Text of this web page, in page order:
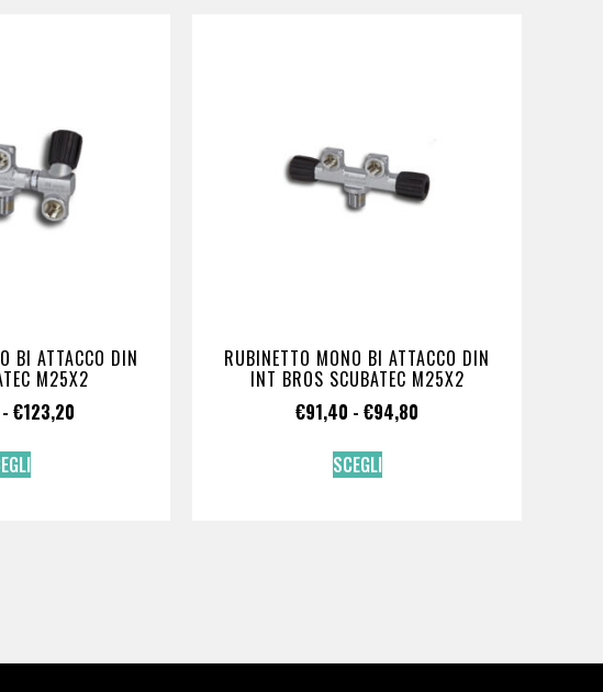
BI ATTACCO DIN
M25X2
- €123,20
RUBINETTO MONO BI ATTACCO DIN
INT BROS SCUBATEC M25X2
€91,40 - €94,80
SCEGLI